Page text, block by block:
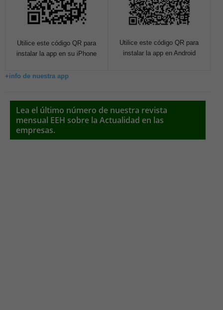
Utilice este código QR para
instalar la app en su iPhone
Utilice este código QR para
instalar la app en Android
+info de nuestra app
Lea el último número de nuestra revista
mensual EEH sobre la Actualidad en las
empresas.